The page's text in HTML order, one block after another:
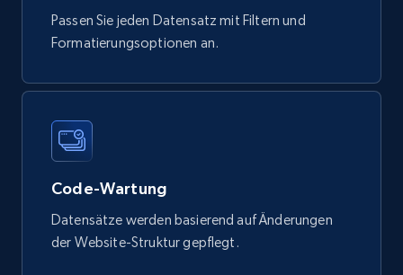
747+ 39+
Google Play Store reviews
URL, Review id, Reviewer name, Review date,
Review rating, Review, Found helpful, App url, and
more.
eCommerce
Passen Sie jeden Datensatz mit Filtern und
Formatierungsoptionen an.
Code-Wartung
Datensätze werden basierend auf Änderungen
der Website-Struktur gepflegt.